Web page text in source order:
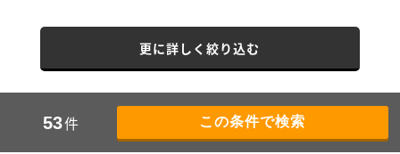
更に詳しく絞り込む
53件